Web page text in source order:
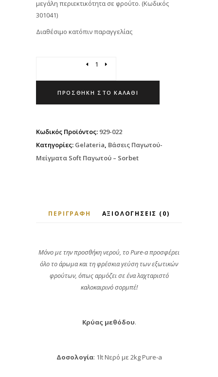
μεγάλη περιεκτικότητα σε φρούτο. (Κωδικός
301041)
Διαθέσιμο κατόπιν παραγγελίας
ΠΡΟΣΘΉΚΗ ΣΤΟ ΚΑΛΆΘΙ
Κωδικός Προϊόντος: 929-022
Κατηγορίες: Gelateria, Βάσεις Παγωτού-
Μείγματα Soft Παγωτού – Sorbet
ΠΕΡΙΓΡΑΦΉ ΑΞΙΟΛΟΓΉΣΕΙΣ (0)
Μόνο με την προσθήκη νερού, το Pure-a προσφέρει
όλο το άρωμα και τη φρέσκια γεύση των εξωτικών
φρούτων, όπως αρμόζει σε ένα λαχταριστό
καλοκαιρινό σορμπέ!
Κρύας μεθόδου.
Δοσολογία: 1lt Νερό με 2kg Pure-a